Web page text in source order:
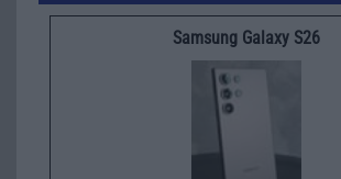
Samsung Galaxy S26